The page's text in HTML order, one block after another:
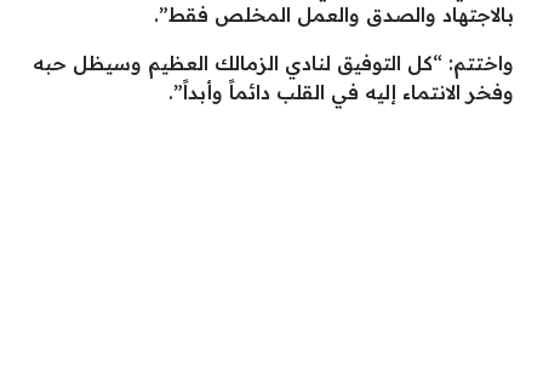
بالاجتهاد والصدق والعمل المخلص فقط”.
واختتم: “كل التوفيق لنادي الزمالك العظيم وسيظل حبه
وفخر الانتماء إليه في القلب دائماً وأبداً”.